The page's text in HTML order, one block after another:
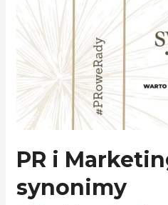
PR i
synonimy